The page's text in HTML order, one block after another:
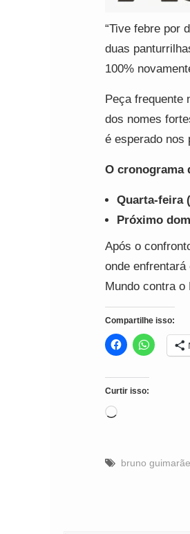
“Tive febre por
duas
100%
Peça frequente
dos nomes
é esperado nos
O cronograma
Quarta-feira
Próximo
Após o
onde
Mundo contra o
Compartilhe isso:
Curtir isso:
Carregando...
bruno